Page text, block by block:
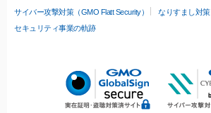
サイバー攻撃対策（GMO Flatt Security）
なりすまし対策
セキュリティ事業の軌跡